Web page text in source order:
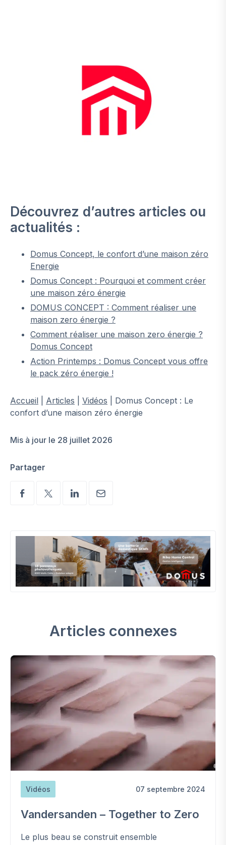
Découvrez d’autres articles ou
actualités :
Domus Concept, le confort d’une maison zéro
Energie
Domus Concept : Pourquoi et comment créer
une maison zéro énergie
DOMUS CONCEPT : Comment réaliser une
maison zero énergie ?
Comment réaliser une maison zero énergie ?
Domus Concept
Action Printemps : Domus Concept vous offre
le pack zéro énergie !
Accueil Articles Vidéos
Domus Concept : Le
confort d’une maison zéro énergie
Mis à jour le 28 juillet 2026
Partager
Articles connexes
Vidéos 07 septembre 2024
Vandersanden – Together to Zero
Le plus beau se construit ensemble